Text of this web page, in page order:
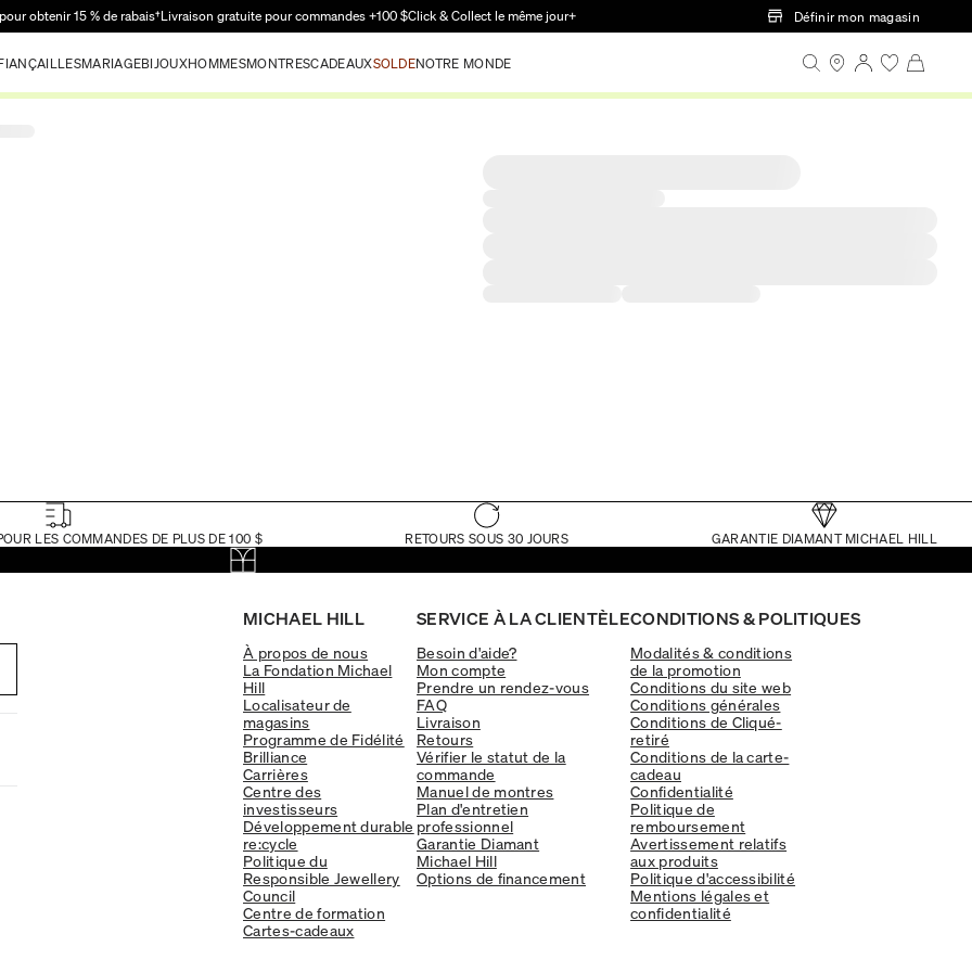
Passer au contenu principal
obtenir 15 % de rabais†Livraison gratuite pour commandes +100 $Click & Collect le même jour+ Définir mon magasin
MARIAGEBIJOUXHOMMESMONTRESCADEAUXSOLDENOTRE MONDE
LES COMMANDES DE PLUS DE 100 $ RETOURS SOUS 30 JOURS GARANTIE DIAMANT MICHAEL HILL
MICHAEL HILL
À propos de nous
La Fondation Michael
Hill
Localisateur de
magasins
Programme de Fidélité
Brilliance
Carrières
Centre des
investisseurs
Développement durable
re:cycle
Politique du
Responsible Jewellery
Council
Centre de formation
Cartes-cadeaux
SERVICE À LA CLIENTÈLE
Besoin d'aide?
Mon compte
Prendre un rendez-vous
FAQ
Livraison
Retours
Vérifier le statut de la
commande
Manuel de montres
Plan d'entretien
professionnel
Garantie Diamant
Michael Hill
Options de financement
CONDITIONS & POLITIQUES
Modalités & conditions
de la promotion
Conditions du site web
Conditions générales
Conditions de Cliqué-
retiré
Conditions de la carte-
cadeau
Confidentialité
Politique de
remboursement
Avertissement relatifs
aux produits
Politique d'accessibilité
Mentions légales et
confidentialité